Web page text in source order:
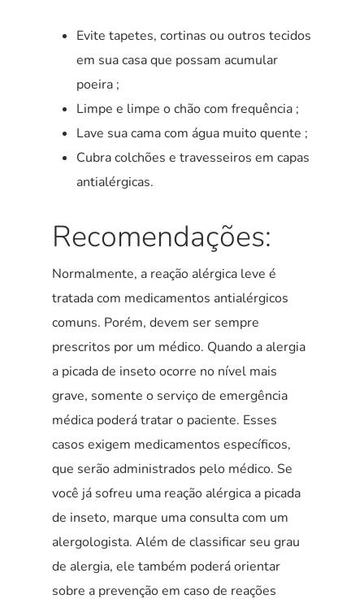
Evite tapetes, cortinas ou outros tecidos
em sua casa que possam acumular
poeira ;
Limpe e limpe o chão com frequência ;
Lave sua cama com água muito quente ;
Cubra colchões e travesseiros em capas
antialérgicas.
Recomendações:
Normalmente, a reação alérgica leve é
tratada com medicamentos antialérgicos
comuns. Porém, devem ser sempre
prescritos por um médico. Quando a alergia
a picada de inseto ocorre no nível mais
grave, somente o serviço de emergência
médica poderá tratar o paciente. Esses
casos exigem medicamentos específicos,
que serão administrados pelo médico. Se
você já sofreu uma reação alérgica a picada
de inseto, marque uma consulta com um
alergologista. Além de classificar seu grau
de alergia, ele também poderá orientar
sobre a prevenção em caso de reações